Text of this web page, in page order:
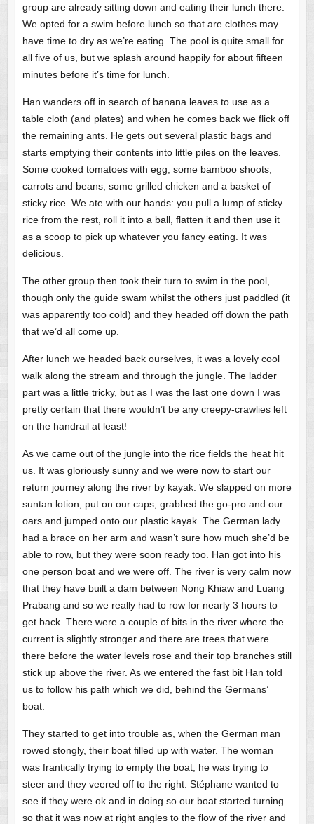
group are already sitting down and eating their lunch there.
We opted for a swim before lunch so that are clothes may
have time to dry as we’re eating. The pool is quite small for
all five of us, but we splash around happily for about fifteen
minutes before it’s time for lunch.
Han wanders off in search of banana leaves to use as a
table cloth (and plates) and when he comes back we flick off
the remaining ants. He gets out several plastic bags and
starts emptying their contents into little piles on the leaves.
Some cooked tomatoes with egg, some bamboo shoots,
carrots and beans, some grilled chicken and a basket of
sticky rice. We ate with our hands: you pull a lump of sticky
rice from the rest, roll it into a ball, flatten it and then use it
as a scoop to pick up whatever you fancy eating. It was
delicious.
The other group then took their turn to swim in the pool,
though only the guide swam whilst the others just paddled (it
was apparently too cold) and they headed off down the path
that we’d all come up.
After lunch we headed back ourselves, it was a lovely cool
walk along the stream and through the jungle. The ladder
part was a little tricky, but as I was the last one down I was
pretty certain that there wouldn’t be any creepy-crawlies left
on the handrail at least!
As we came out of the jungle into the rice fields the heat hit
us. It was gloriously sunny and we were now to start our
return journey along the river by kayak. We slapped on more
suntan lotion, put on our caps, grabbed the go-pro and our
oars and jumped onto our plastic kayak. The German lady
had a brace on her arm and wasn’t sure how much she’d be
able to row, but they were soon ready too. Han got into his
one person boat and we were off. The river is very calm now
that they have built a dam between Nong Khiaw and Luang
Prabang and so we really had to row for nearly 3 hours to
get back. There were a couple of bits in the river where the
current is slightly stronger and there are trees that were
there before the water levels rose and their top branches still
stick up above the river. As we entered the fast bit Han told
us to follow his path which we did, behind the Germans’
boat.
They started to get into trouble as, when the German man
rowed stongly, their boat filled up with water. The woman
was frantically trying to empty the boat, he was trying to
steer and they veered off to the right. Stéphane wanted to
see if they were ok and in doing so our boat started turning
so that it was now at right angles to the flow of the river and